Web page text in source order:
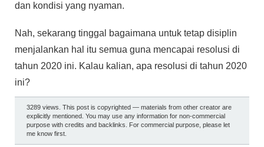
dan kondisi yang nyaman.
Nah, sekarang tinggal bagaimana untuk tetap disiplin
menjalankan hal itu semua guna mencapai resolusi di
tahun 2020 ini. Kalau kalian, apa resolusi di tahun 2020
ini?
3289 views. This post is copyrighted — materials from other creator are
explicitly mentioned. You may use any information for non-commercial
purpose with credits and backlinks. For commercial purpose, please let
me know first.